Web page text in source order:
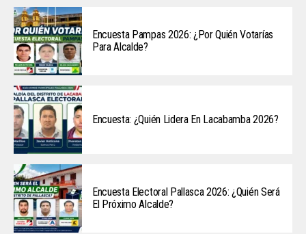
Encuesta Pampas 2026: ¿Por Quién Votarías
Para Alcalde?
Encuesta: ¿Quién Lidera En Lacabamba 2026?
Encuesta Electoral Pallasca 2026: ¿Quién Será
El Próximo Alcalde?